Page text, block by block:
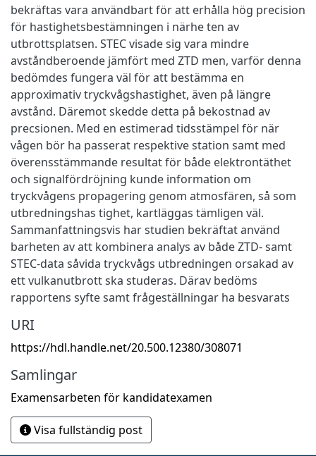
bekräftas vara användbart för att erhålla hög precision
för hastighetsbestämningen i närhe ten av
utbrottsplatsen. STEC visade sig vara mindre
avståndberoende jämfört med ZTD men, varför denna
bedömdes fungera väl för att bestämma en
approximativ tryckvågshastighet, även på längre
avstånd. Däremot skedde detta på bekostnad av
precsionen. Med en estimerad tidsstämpel för när
vågen bör ha passerat respektive station samt med
överensstämmande resultat för både elektrontäthet
och signalfördröjning kunde information om
tryckvågens propagering genom atmosfären, så som
utbredningshas tighet, kartläggas tämligen väl.
Sammanfattningsvis har studien bekräftat använd
barheten av att kombinera analys av både ZTD- samt
STEC-data såvida tryckvågs utbredningen orsakad av
ett vulkanutbrott ska studeras. Därav bedöms
rapportens syfte samt frågeställningar ha besvarats
URI
https://hdl.handle.net/20.500.12380/308071
Samlingar
Examensarbeten för kandidatexamen
Visa fullständig post